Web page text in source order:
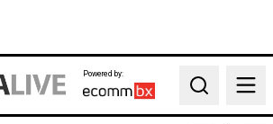
Powered by:
Search